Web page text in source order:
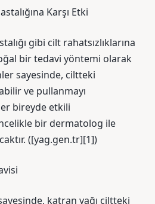
Karşı Etki
gibi cilt rahatsızlıklarına
bir tedavi yöntemi olarak
sayesinde, ciltteki
ve pullanmayı
bireyde etkili
bir dermatolog ile
([yag.gen.tr][1])
katran yağı ciltteki